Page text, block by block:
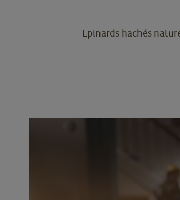
Epinards hachés